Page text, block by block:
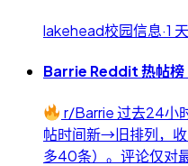
lakehead校园信息·1
Barrie Reddit 热帖
r/Barrie 过去24小
帖时间新→旧排列，
多40条）。评论仅对